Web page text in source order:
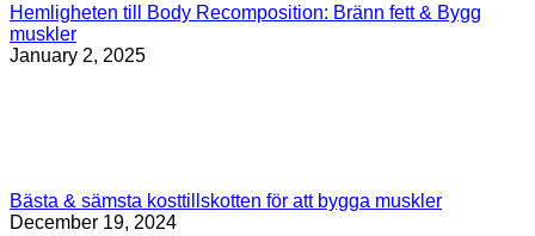
Hemligheten till Body Recomposition: Bränn fett & Bygg
muskler
January 2, 2025
Bästa & sämsta kosttillskotten för att bygga muskler
December 19, 2024